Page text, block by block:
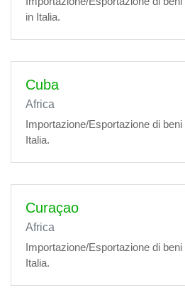
in Italia.
Cuba
Africa
Importazione/Esportazione di
Italia.
Curaçao
Africa
Importazione/Esportazione di
Italia.